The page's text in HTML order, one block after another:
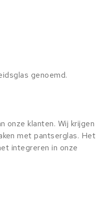
genoemd.
onze klanten. Wij krijgen
met pantserglas. Het
integreren in onze